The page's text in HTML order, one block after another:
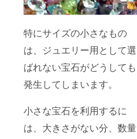
特にサイズの小さなもの
は、ジュエリー用として選
ばれない宝石がどうしても
発生してしまいます。
小さな宝石を利用するに
は、大きさがない分、数量